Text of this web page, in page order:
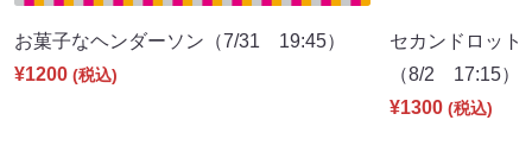
お菓子なヘンダーソン（7/31 19:45）
¥1200 (税込)
セカンドロット
（8/2 17:15）
¥1300 (税込)